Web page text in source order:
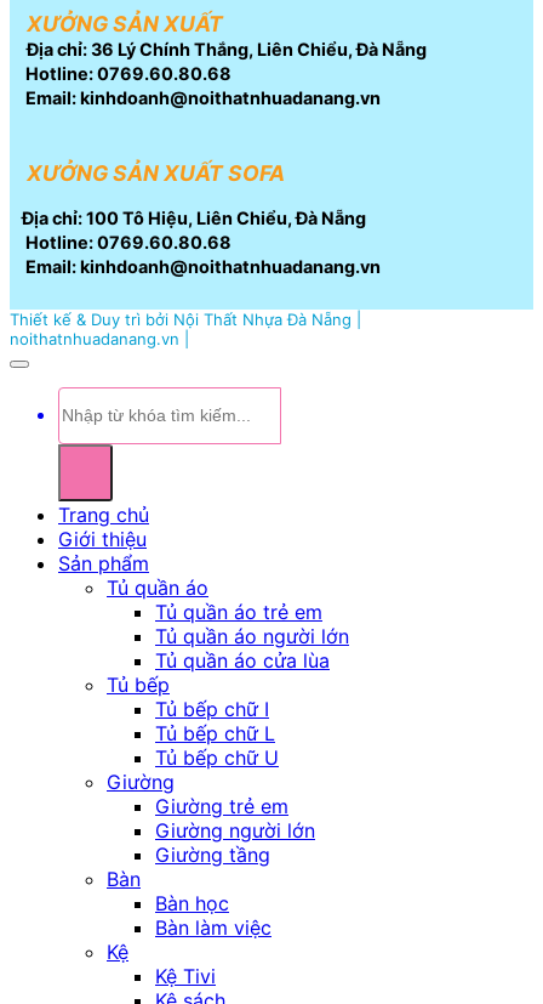
XƯỞNG SẢN XUẤT
Địa chỉ: 36 Lý Chính Thắng, Liên Chiểu, Đà Nẵng
Hotline: 0769.60.80.68
Email: kinhdoanh@noithatnhuadanang.vn
XƯỞNG SẢN XUẤT SOFA
Địa chỉ: 100 Tô Hiệu, Liên Chiểu, Đà Nẵng
Hotline: 0769.60.80.68
Email: kinhdoanh@noithatnhuadanang.vn
Thiết kế & Duy trì bởi Nội Thất Nhựa Đà Nẵng |
noithatnhuadanang.vn |
Tìm
kiếm:
Trang chủ
Giới thiệu
Sản phẩm
Tủ quần áo
Tủ quần áo trẻ em
Tủ quần áo người lớn
Tủ quần áo cửa lùa
Tủ bếp
Tủ bếp chữ I
Tủ bếp chữ L
Tủ bếp chữ U
Giường
Giường trẻ em
Giường người lớn
Giường tầng
Bàn
Bàn học
Bàn làm việc
Kệ
Kệ Tivi